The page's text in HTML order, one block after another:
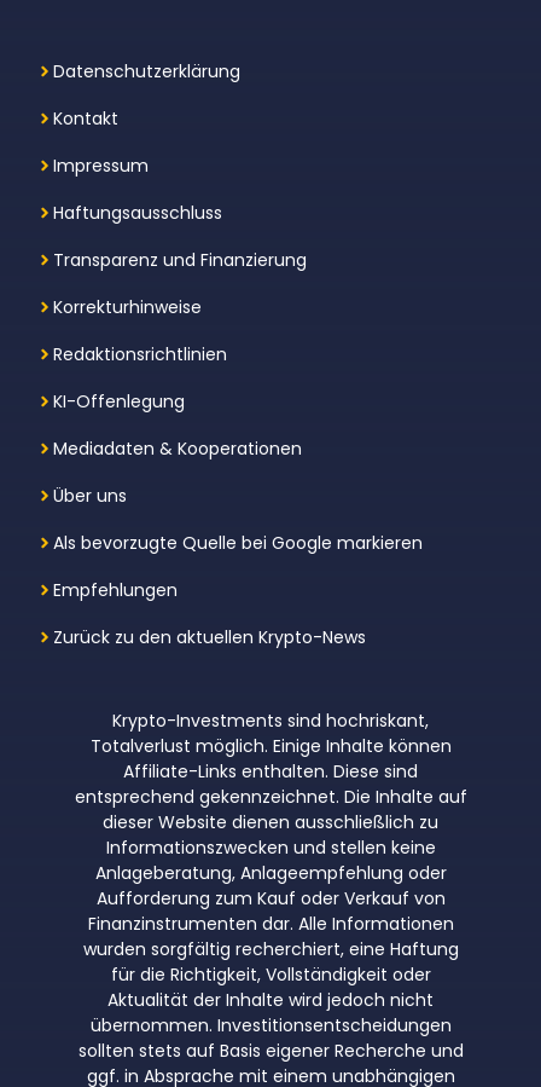
Datenschutzerklärung
Kontakt
Impressum
Haftungsausschluss
Transparenz und Finanzierung
Korrekturhinweise
Redaktionsrichtlinien
KI-Offenlegung
Mediadaten & Kooperationen
Über uns
Als bevorzugte Quelle bei Google markieren
Empfehlungen
Zurück zu den aktuellen Krypto-News
Krypto-Investments sind hochriskant,
Totalverlust möglich. Einige Inhalte können
Affiliate-Links enthalten. Diese sind
entsprechend gekennzeichnet. Die Inhalte auf
dieser Website dienen ausschließlich zu
Informationszwecken und stellen keine
Anlageberatung, Anlageempfehlung oder
Aufforderung zum Kauf oder Verkauf von
Finanzinstrumenten dar. Alle Informationen
wurden sorgfältig recherchiert, eine Haftung
für die Richtigkeit, Vollständigkeit oder
Aktualität der Inhalte wird jedoch nicht
übernommen. Investitionsentscheidungen
sollten stets auf Basis eigener Recherche und
ggf. in Absprache mit einem unabhängigen